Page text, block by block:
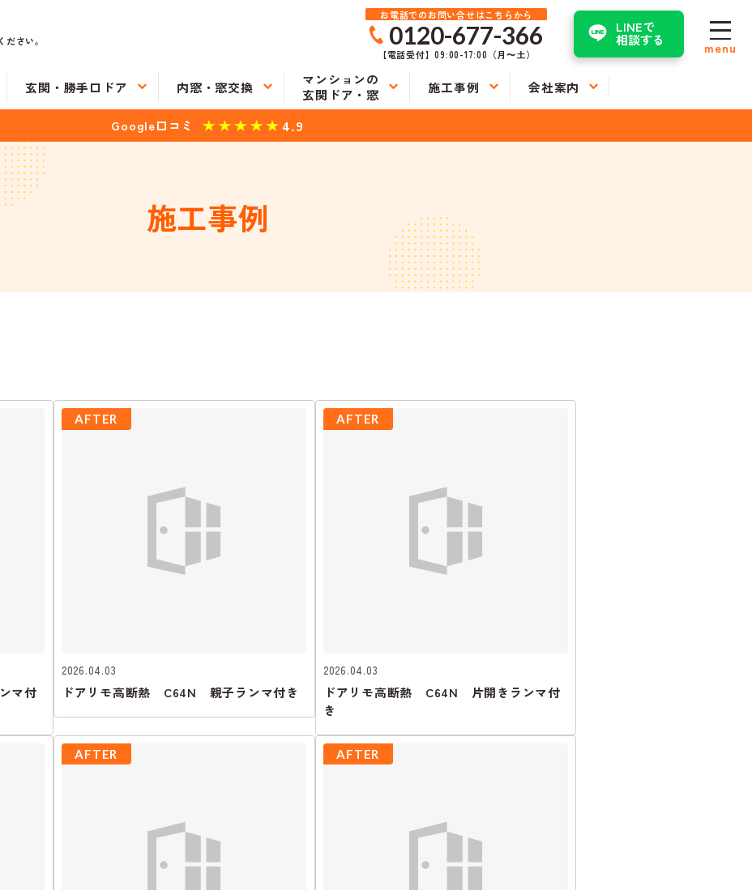
さい。
お電話でのお問い合せはこちらから
0120-677-366
【電話受付】09:00-17:00（月〜土）
LINEで
相談する
玄関・勝手口ドア 内窓・窓交換
マンションの
玄関ドア・窓
施工事例 会社案内
Google口コミ 4.9
menu
施工事例
マ付
AFTER
2026.04.03
ドアリモ高断熱 C64N 親子ランマ付き
AFTER
2026.04.03
ドアリモ高断熱 C64N 片開きランマ付
き
AFTER AFTER